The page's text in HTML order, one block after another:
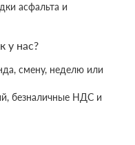
асфальта и
у нас?
смену, неделю или
безналичные НДС и